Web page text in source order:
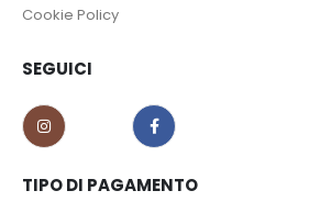
Cookie Policy
SEGUICI
TIPO DI PAGAMENTO